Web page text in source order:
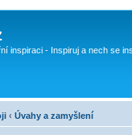
inspiraci - Inspiruj a nech se
‹ Úvahy a zamyšlení